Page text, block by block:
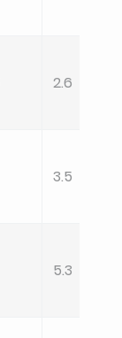
2.6
3.5
5.3